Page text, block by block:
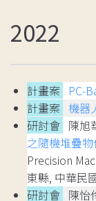
2022
計畫案 PC-
計畫案 機器
研討會 陳旭
之隨機堆疊
Precision
東縣, 中華民
研討會 陳怡